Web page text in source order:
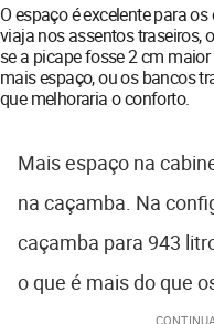
O espaço é excelente para
viaja nos assentos traseiros,
se a picape fosse 2 cm
mais espaço, ou os bancos
que melhoraria o conforto.
Mais espaço na
na caçamba. Na
caçamba para 943
o que é mais do que